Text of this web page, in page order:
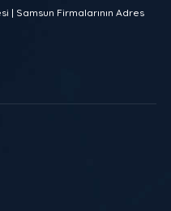
| Samsun Firmalarının Adres